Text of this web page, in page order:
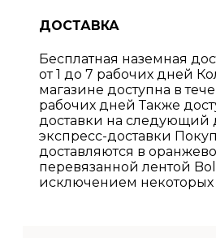
ДОСТАВКА
Бесплатная наземная
от 1 до 7 рабочих дней
магазине доступна в
рабочих дней Также
доставки на следующий
экспресс-доставки
доставляются в
перевязанной лентой
исключением некоторых